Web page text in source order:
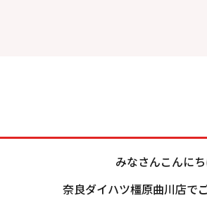
みなさんこんにち
奈良ダイハツ橿原曲川店